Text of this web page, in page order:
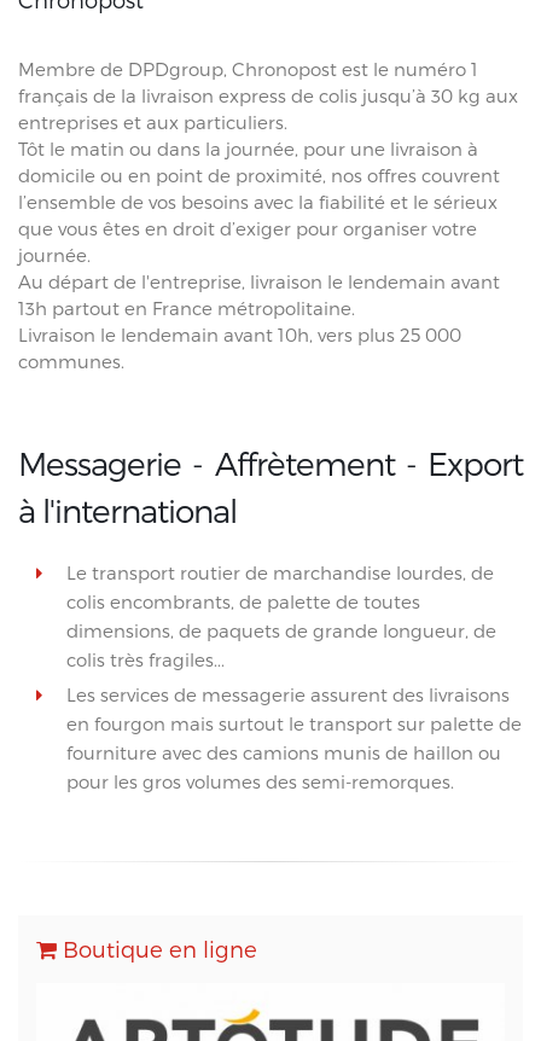
Membre de DPDgroup, Chronopost est le numéro 1
français de la livraison express de colis jusqu’à 30 kg aux
entreprises et aux particuliers.
Tôt le matin ou dans la journée, pour une livraison à
domicile ou en point de proximité, nos offres couvrent
l’ensemble de vos besoins avec la fiabilité et le sérieux
que vous êtes en droit d’exiger pour organiser votre
journée.
Au départ de l'entreprise, livraison le lendemain avant
13h partout en France métropolitaine.
Livraison le lendemain avant 10h, vers plus 25 000
communes.
Messagerie - Affrètement - Export
à l'international
Le transport routier de marchandise lourdes, de
colis encombrants, de palette de toutes
dimensions, de paquets de grande longueur, de
colis très fragiles...
Les services de messagerie assurent des livraisons
en fourgon mais surtout le transport sur palette de
fourniture avec des camions munis de haillon ou
pour les gros volumes des semi-remorques.
Boutique en ligne